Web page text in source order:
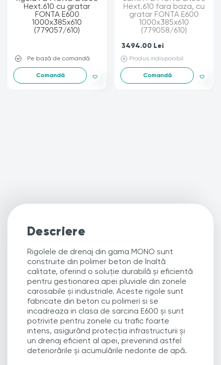
Pe bază de comandă
Comandă
3494.00 Lei
Produs indisponibil
Comandă
Descriere
Rigolele de drenaj din gama MONO sunt
construite din polimer beton de înaltă
calitate, oferind o soluție durabilă și eficientă
pentru gestionarea apei pluviale din zonele
carosabile și industriale. Aceste rigole sunt
fabricate din beton cu polimeri si se
incadreaza in clasa de sarcina E600 și sunt
potrivite pentru zonele cu trafic foarte
intens, asigurând protecția infrastructurii și
un drenaj eficient al apei, prevenind astfel
deteriorările și acumulările nedorite de apă.